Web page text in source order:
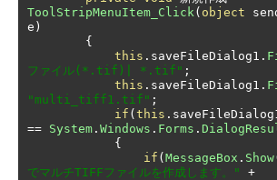
ToolStripMenuItem_Click ( object
e )
{
this . saveFileDialog1 .
ファイル(*.tif)| *.tif" ;
this . saveFileDialog1 .
"multi_tiff1.tif" ;
if (this .
== System . Windows . Forms .
{
if (MessageBox . Show
でマルチTIFFファイルを作成します。"
+